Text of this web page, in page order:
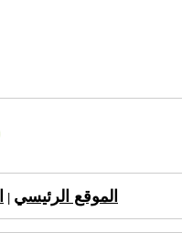
الموقع الرئيسي